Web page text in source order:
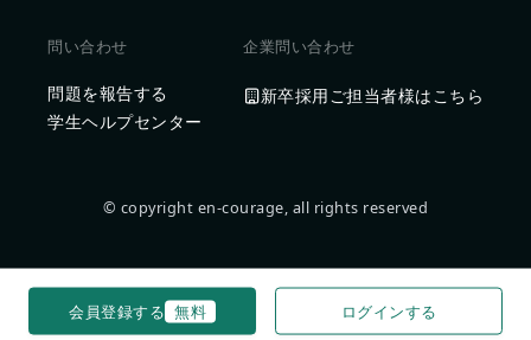
問い合わせ
問題を報告する
学生ヘルプセンター
企業問い合わせ
新卒採用ご担当者様はこちら
© copyright en-courage, all rights reserved
会員登録する 無料 ログインする